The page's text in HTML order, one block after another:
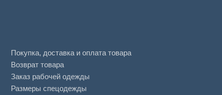
Покупка, доставка и оплата товара
Возврат товара
Заказ рабочей одежды
Размеры спецодежды